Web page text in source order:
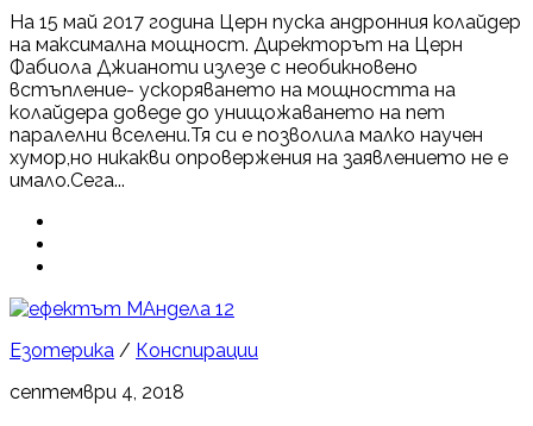
На 15 май 2017 година Церн пуска андронния колайдер
на максимална мощност. Директорът на Церн
Фабиола Джианоти излезе с необикновено
встъпление- ускоряването на мощността на
колайдера доведе до унищожаването на пет
паралелни вселени.Тя си е позволила малко научен
хумор,но никакви опровержения на заявлението не е
имало.Сега...
12
Езотерика / Конспирации
септември 4, 2018